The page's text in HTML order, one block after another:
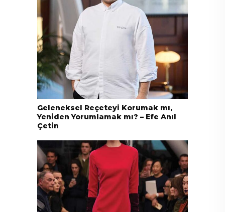
Geleneksel Reçeteyi Korumak mı,
Yeniden Yorumlamak mı? – Efe Anıl
Çetin